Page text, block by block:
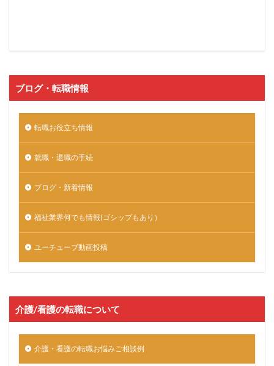
ブログ・転職情報
転職お役立ち情報
就職・退職の手続
ブログ・新着情報
福祉業界何でも情報(ゴシップもあり）
ユーチューブ動画投稿
介護/看護の転職について
介護・看護の転職お悩みご相談例